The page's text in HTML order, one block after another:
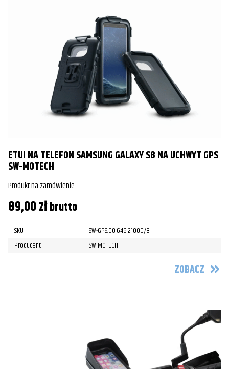
ETUI NA TELEFON SAMSUNG GALAXY S8 NA UCHWYT GPS
SW-MOTECH
Produkt na zamówienie
89,00złbrutto
SKU:
SW-GPS.00.646.21000/B
Producent:
SW-MOTECH
ZOBACZ